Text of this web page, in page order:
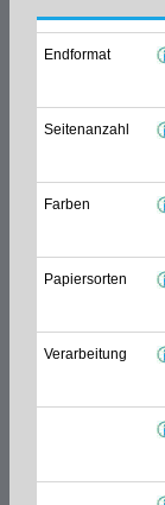
Endformat
Seitenanzahl
Farben
Papiersorten
Verarbeitung